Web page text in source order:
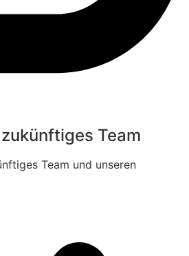
Team
Team und unseren